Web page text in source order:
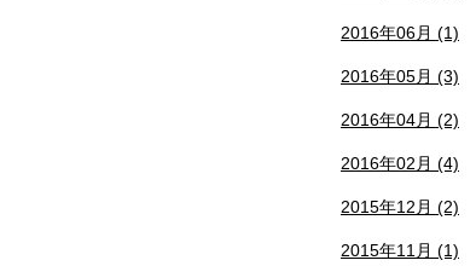
2016年06月 (1)
2016年05月 (3)
2016年04月 (2)
2016年02月 (4)
2015年12月 (2)
2015年11月 (1)